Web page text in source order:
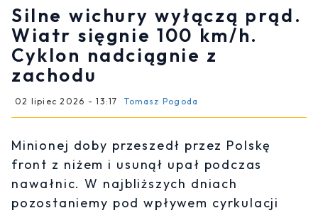
Silne wichury wyłączą prąd.
Wiatr sięgnie 100 km/h.
Cyklon nadciągnie z
zachodu
02 lipiec 2026 - 13:17 Tomasz Pogoda
Minionej doby przeszedł przez Polskę
front z niżem i usunął upał podczas
nawałnic. W najbliższych dniach
pozostaniemy pod wpływem cyrkulacji